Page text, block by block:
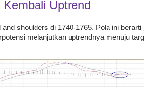
Uptrend
shoulders di 1740-1765. Pola ini berarti
melanjutkan uptrendnya menuju